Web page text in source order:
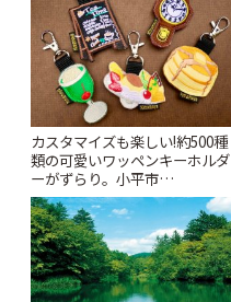
カスタマイズも楽しい!約500種
類の可愛いワッペンキーホルダ
ーがずらり。小平市
「Kimamaya T&K」 | ことりっ
ぷ